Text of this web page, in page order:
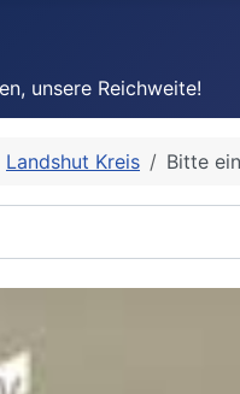
unsere Reichweite!
Landshut Kreis Bitte